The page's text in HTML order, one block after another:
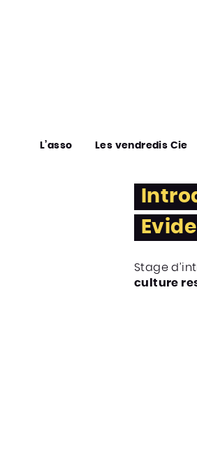
L’asso Les vendredis Cie
Stage
culture